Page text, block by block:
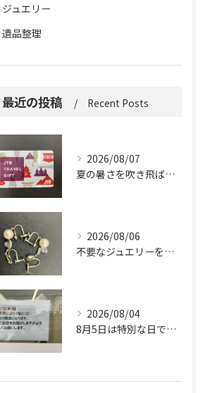
ジュエリー
遺品整理
最近の投稿 Recent Posts
2026/08/07
夏の暑さを吹き飛ばしに来てください。
2026/08/06
不要なジュエリーを眠らせていませんか？
2026/08/04
8月5日は特別な日です。